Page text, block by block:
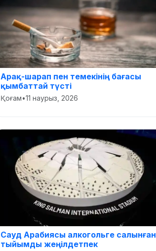
Арақ-шарап пен темекінің бағасы
қымбаттай түсті
Қоғам•11 наурыз, 2026
Сауд Арабиясы алкогольге салынған
тыйымды жеңілдетпек